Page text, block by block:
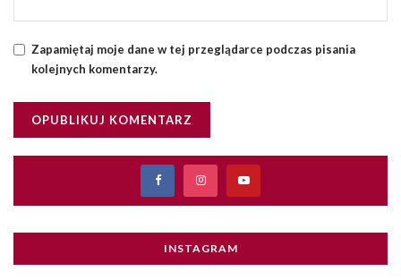
Zapamiętaj moje dane w tej przeglądarce podczas pisania
kolejnych komentarzy.
INSTAGRAM